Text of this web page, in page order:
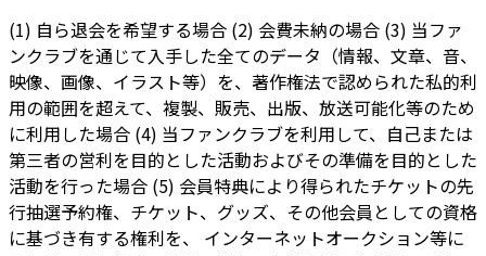
(1) 自ら退会を希望する場合 (2) 会費未納の場合 (3) 当ファ
ンクラブを通じて入手した全てのデータ（情報、文章、音、
映像、画像、イラスト等）を、著作権法で認められた私的利
用の範囲を超えて、複製、販売、出版、放送可能化等のため
に利用した場合 (4) 当ファンクラブを利用して、自己または
第三者の営利を目的とした活動およびその準備を目的とした
活動を行った場合 (5) 会員特典により得られたチケットの先
行抽選予約権、チケット、グッズ、その他会員としての資格
に基づき有する権利を、 インターネットオークション等に